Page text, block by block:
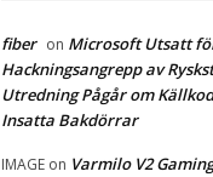
fiber on Microsoft Utsatt
Hackningsangrepp av
Utredning Pågår om
Insatta Bakdörrar
IMAGE on Varmilo V2